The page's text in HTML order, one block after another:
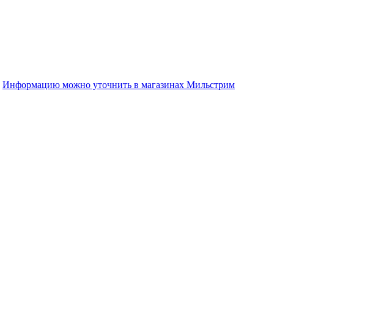
Информацию можно уточнить в магазинах Мильстрим